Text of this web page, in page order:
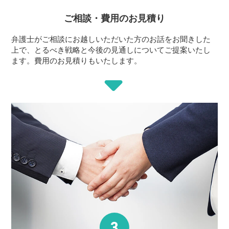
ご相談・費用のお見積り
弁護士がご相談にお越しいただいた方のお話をお聞きした
上で、とるべき戦略と今後の見通しについてご提案いたし
ます。費用のお見積りもいたします。